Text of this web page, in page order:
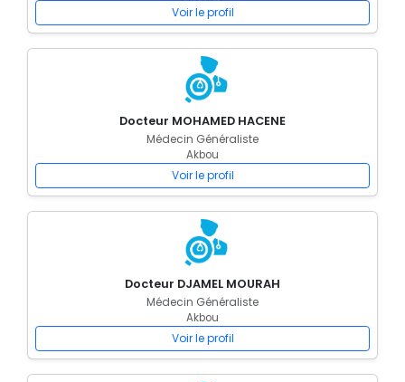
Voir le profil
Docteur MOHAMED HACENE
Médecin Généraliste
Akbou
Voir le profil
Docteur DJAMEL MOURAH
Médecin Généraliste
Akbou
Voir le profil